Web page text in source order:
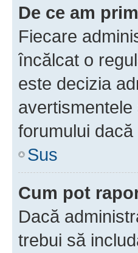
De ce am
Fiecare
încălcat o
este decizia
forumului
Sus
Cum pot
Dacă
trebui să